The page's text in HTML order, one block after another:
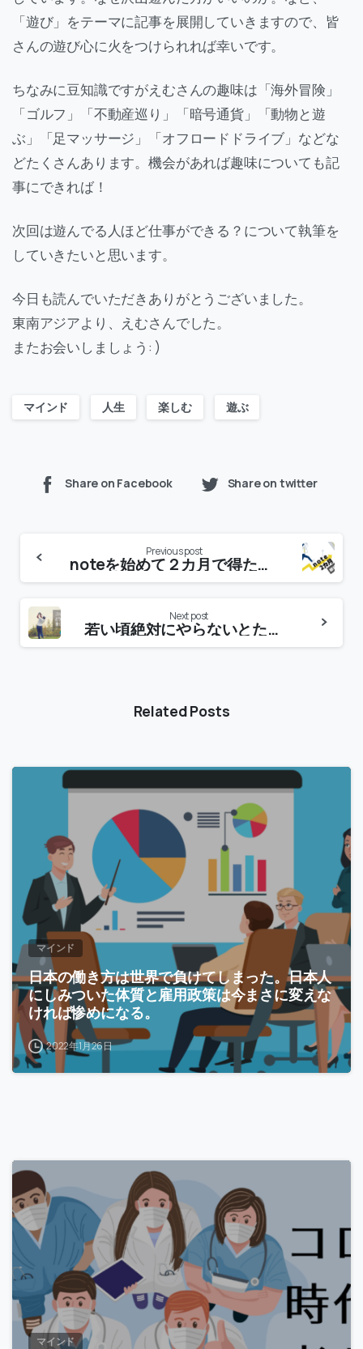
「遊び」をテーマに記事を展開していきますので、皆
さんの遊び心に火をつけられれば幸いです。
ちなみに豆知識ですがえむさんの趣味は「海外冒険」
「ゴルフ」「不動産巡り」「暗号通貨」「動物と遊
ぶ」「足マッサージ」「オフロードドライブ」などな
どたくさんあります。機会があれば趣味についても記
事にできれば！
次回は遊んでる人ほど仕事ができる？について執筆を
していきたいと思います。
今日も読んでいただきありがとうございました。
東南アジアより、えむさんでした。
またお会いしましょう: )
マインド 人生 楽しむ 遊ぶ
Share on Facebook Share on twitter
Previous post
noteを始めて２カ月で得たもの。これからの目標。そしてアクセス状況の公開のおまけ。
Next post
若い頃絶対にやらないとたかをくくっていた私がなぜゴルフをやるようになったのか。
Related Posts
マインド
日本の働き方は世界で負けてしまった。日本人
にしみついた体質と雇用政策は今まさに変えな
ければ惨めになる。
2022年1月26日
マインド